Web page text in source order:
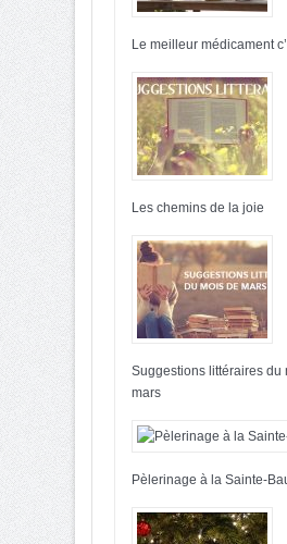
Le meilleur médicament
Les chemins de la joie
Suggestions littéraires du
mars
Pèlerinage à la Sainte-